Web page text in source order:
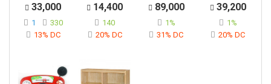
33,000
1
330
13% DC
14,400
140
20% DC
89,000
1%
31% DC
39,200
1%
20% DC